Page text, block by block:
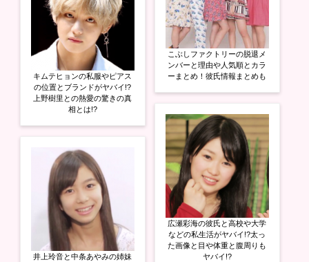
キムテヒョンの私服やピアス
の位置とブランドがヤバイ!?
上野樹里との熱愛の驚きの真
相とは!?
井上玲音と中条あやみの姉妹
こぶしファクトリーの脱退メ
ンバーと理由や人気順とカラ
ーまとめ！彼氏情報まとめも
広瀬彩海の彼氏と高校や大学
などの私生活がヤバイ!?太っ
た画像と目や体重と腹周りも
ヤバイ!?